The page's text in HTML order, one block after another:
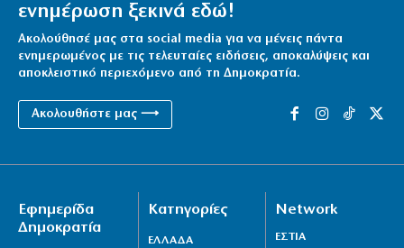
ενημέρωση ξεκινά εδώ!
Ακολούθησέ μας στα social media για να μένεις πάντα
ενημερωμένος με τις τελευταίες ειδήσεις, αποκαλύψεις και
αποκλειστικό περιεχόμενο από τη Δημοκρατία.
Ακολουθήστε μας ⟶
Εφημερίδα
Δημοκρατία
Κατηγορίες
ΕΛΛΑΔΑ
Network
ΕΣΤΙΑ